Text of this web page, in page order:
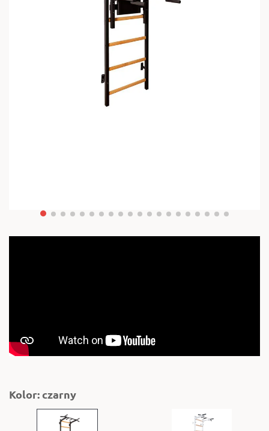
Kolor: czarny